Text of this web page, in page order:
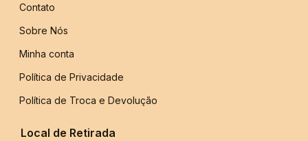
Contato
Sobre Nós
Minha conta
Política de Privacidade
Política de Troca e Devolução
Local de Retirada